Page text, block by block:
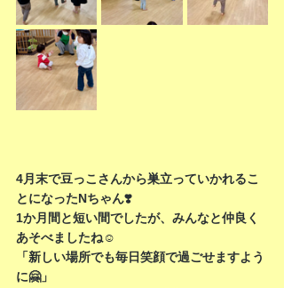
4月末で豆っこさんから巣立っていかれるこ
とになったNちゃん❣️
1か月間と短い間でしたが、みんなと仲良く
あそべましたね☺️
「新しい場所でも毎日笑顔で過ごせますよう
に🤗」